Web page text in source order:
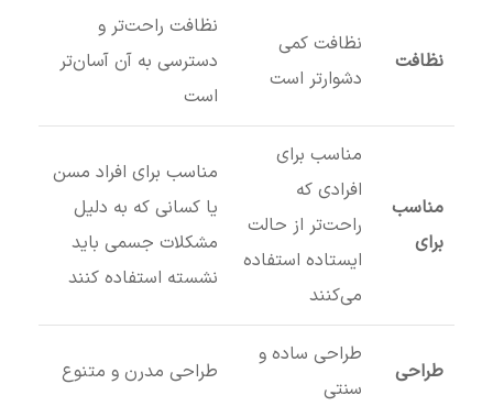
نظافت
نظافت کمی
دشوارتر است
نظافت راحت‌تر و
دسترسی به آن آسان‌تر
است
مناسب
برای
مناسب برای
افرادی که
راحت‌تر از حالت
ایستاده استفاده
می‌کنند
مناسب برای افراد مسن
یا کسانی که به دلیل
مشکلات جسمی باید
نشسته استفاده کنند
طراحی
طراحی ساده و
سنتی
طراحی مدرن و متنوع